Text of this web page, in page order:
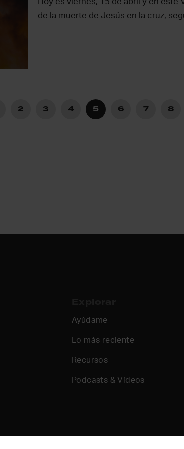
de la muerte de Jesús en la cruz,
2 3 4 5 6 7 8
Ayúdame
Lo más reciente
Recursos
Podcasts & Vídeos